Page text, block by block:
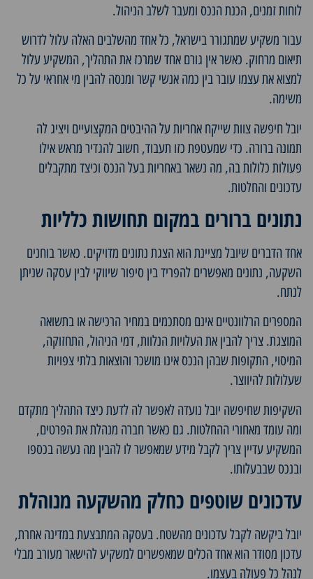
לוחות זמנים, הכנת הנכס ומעבר לשלב הניהול.
עבור משקיע שמתגורר בישראל, כל אחד מהשלבים האלה עלול לדרוש
תיאום מרחוק. כאשר אין גורם אחד שמרכז את התהליך, המשקיע עלול
למצוא את עצמו עובר בין כמה אנשי קשר ומנסה להבין מי אחראי על כל
משימה.
יובל חיפשה צוות שייקח אחריות על ההיבטים המקצועיים ויציג לה
תמונה ברורה. כדי שמעטפת כזו תעבוד, חשוב להגדיר מראש אילו
פעולות כלולות בה, מה נשאר באחריות בעל הנכס וכיצד מתקבלים
עדכונים והחלטות.
נתונים ברורים במקום תחושות כלליות
אחד הדברים שיובל מציינת הוא הצגת נתונים מדויקים. כאשר בוחנים
השקעה, נתונים מאפשרים להפריד בין סיפור שיווקי לבין עסקה שניתן
לנתח.
המספרים הרלוונטיים אינם מסתכמים במחיר הרכישה או בתשואה
המוצגת. צריך להבין את העלויות הנלוות, דמי הניהול, התחזוקה,
המיסוי, התקופות שבהן הנכס אינו מושכר והוצאות בלתי צפויות
שעלולות להיווצר.
השקיפות שחיפשה יובל נועדה לאפשר לה לדעת כיצד התהליך מתקדם
ומה עומד מאחורי ההחלטות. גם כאשר חברה מנהלת את הפרטים,
המשקיע עדיין צריך לקבל מידע שמאפשר לו להבין מה נעשה בכספו
ובנכס שבבעלותו.
עדכונים שוטפים כחלק מהשקעה מנוהלת
יובל ביקשה לקבל עדכונים מהשטח. בעסקה המתבצעת במדינה אחרת,
עדכון מסודר הוא אחד הכלים שמאפשרים למשקיע להישאר מעורב מבלי
לנהל כל פעולה בעצמו.